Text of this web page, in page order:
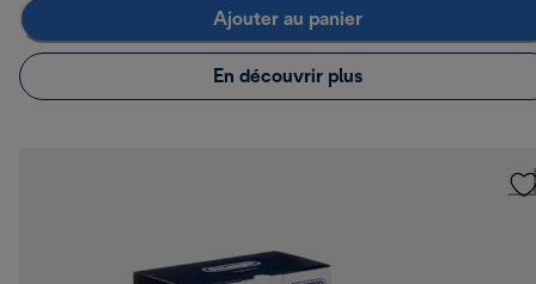
Ajouter au panier
En découvrir plus